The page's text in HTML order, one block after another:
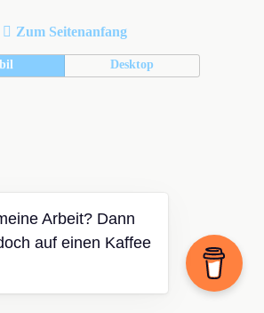
Zum Seitenanfang
Desktop
Arbeit? Dann
auf einen Kaffee